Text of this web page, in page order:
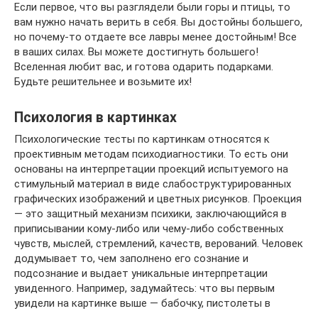
Если первое, что вы разглядели были горы и птицы, то
вам нужно начать верить в себя. Вы достойны большего,
но почему-то отдаете все лавры менее достойным! Все
в ваших силах. Вы можете достигнуть большего!
Вселенная любит вас, и готова одарить подарками.
Будьте решительнее и возьмите их!
Психология в картинках
Психологические тесты по картинкам относятся к
проективным методам психодиагностики. То есть они
основаны на интерпретации проекций испытуемого на
стимульный материал в виде слабоструктурированных
графических изображений и цветных рисунков. Проекция
— это защитный механизм психики, заключающийся в
приписывании кому-либо или чему-либо собственных
чувств, мыслей, стремлений, качеств, верований. Человек
додумывает то, чем заполнено его сознание и
подсознание и выдает уникальные интерпретации
увиденного. Например, задумайтесь: что вы первым
увидели на картинке выше — бабочку, пистолеты в